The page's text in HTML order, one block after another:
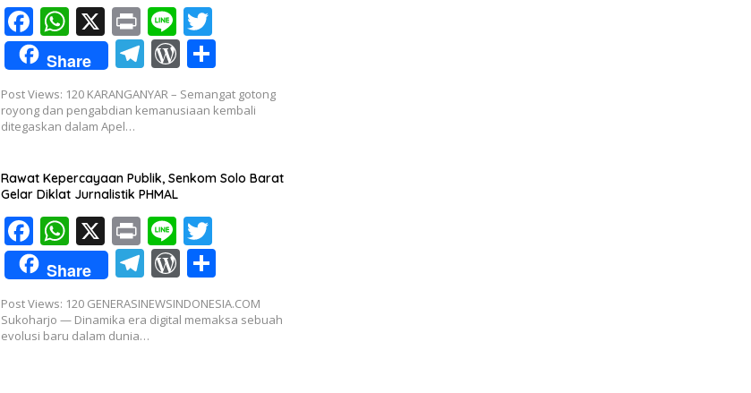
F
ac
e
b
o
o
k
W
h
at
s
A
p
X Pr
in
t
Li
n
e
T
w
itt
er
Share T
el
e
a
m
W
or
d
e
S
h
ar
Post Views: 120 KARANGANYAR – Semangat gotong
royong dan pengabdian kemanusiaan kembali
ditegaskan dalam Apel…
Rawat Kepercayaan Publik, Senkom Solo Barat
Gelar Diklat Jurnalistik PHMAL
F
ac
e
b
o
W
h
at
s
A
X Pr
in
t
Li
n
e
T
w
itt
er
Share T
el
e
gr
W
or
d
S
h
ar
Post Views: 120 GENERASINEWSINDONESIA.COM
Sukoharjo — Dinamika era digital memaksa sebuah
evolusi baru dalam dunia…